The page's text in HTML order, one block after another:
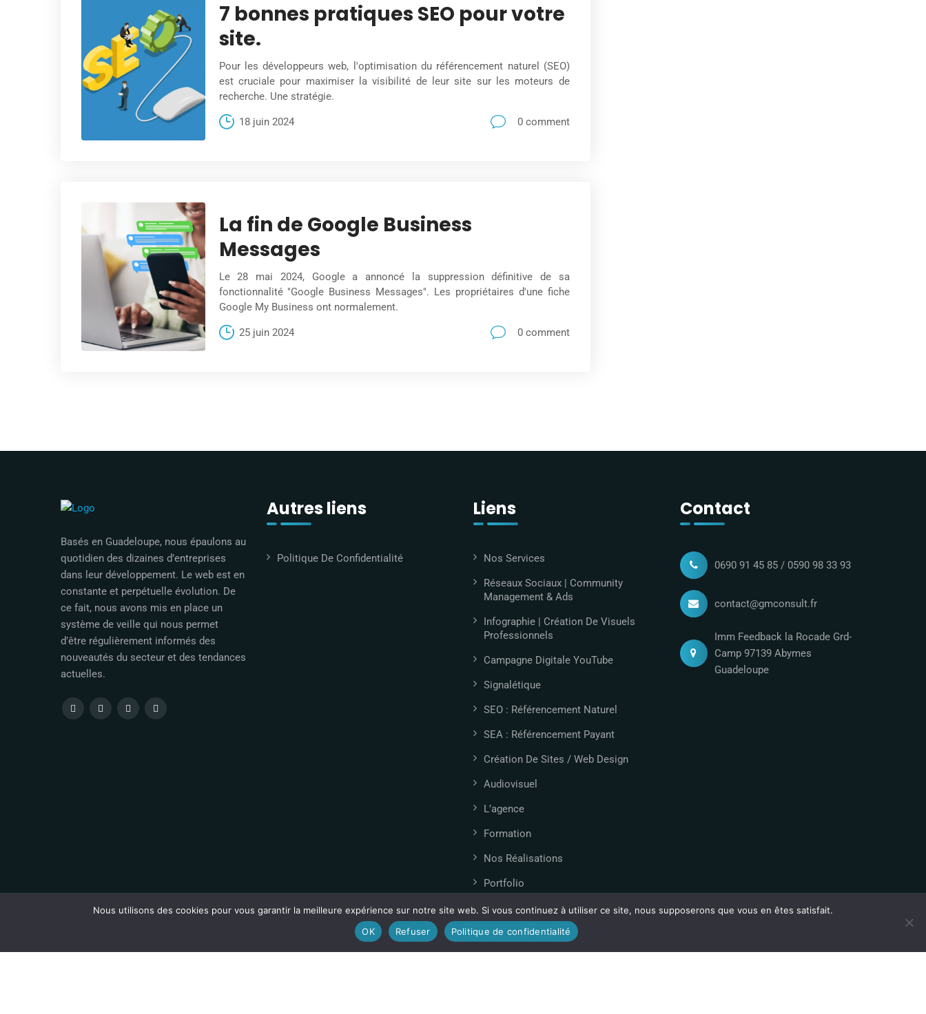
7 bonnes pratiques SEO pour votre
site.
Pour les développeurs web, l'optimisation du référencement naturel (SEO)
est cruciale pour maximiser la visibilité de leur site sur les moteurs de
recherche. Une stratégie.
18 juin 2024 0 comment
La fin de Google Business
Messages
Le 28 mai 2024, Google a annoncé la suppression définitive de sa
fonctionnalité "Google Business Messages". Les propriétaires d'une fiche
Google My Business ont normalement.
25 juin 2024 0 comment
Basés en Guadeloupe, nous épaulons au
quotidien des dizaines d’entreprises
dans leur développement. Le web est en
constante et perpétuelle évolution. De
ce fait, nous avons mis en place un
système de veille qui nous permet
d’être régulièrement informés des
nouveautés du secteur et des tendances
actuelles.
Autres liens
Politique De Confidentialité
Liens
Nos Services
Réseaux Sociaux | Community
Management & Ads
Infographie | Création De Visuels
Professionnels
Campagne Digitale YouTube
Signalétique
SEO : Référencement Naturel
SEA : Référencement Payant
Création De Sites / Web Design
Audiovisuel
L’agence
Formation
Nos Réalisations
Portfolio
Signalétique
Actualités
Contact
0690 91 45 85 / 0590 98 33 93
contact@gmconsult.fr
Imm Feedback la Rocade Grd-
Camp 97139 Abymes
Guadeloupe
Nous utilisons des cookies pour vous garantir la meilleure expérience sur notre site web. Si vous continuez à utiliser ce site, nous supposerons que vous en êtes satisfait.
OK
Refuser Politique de confidentialité